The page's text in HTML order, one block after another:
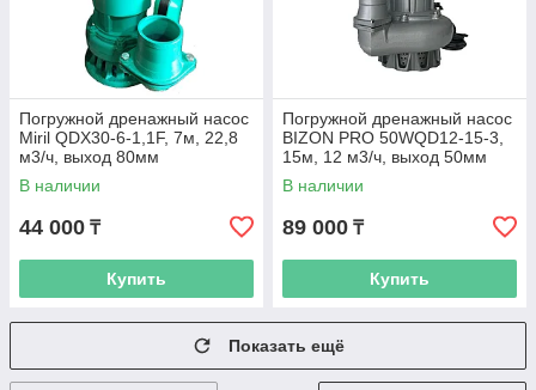
Погружной дренажный насос
Miril QDX30-6-1,1F, 7м, 22,8
м3/ч, выход 80мм
В наличии
44 000 ₸
Купить
Погружной дренажный насос
BIZON PRO 50WQD12-15-3,
15м, 12 м3/ч, выход 50мм
В наличии
89 000 ₸
Купить
Показать ещё